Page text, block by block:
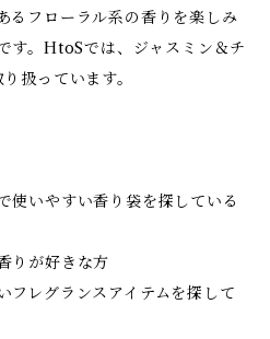
るフローラル系の香りを楽しみ
す。HtoSでは、ジャスミン＆チ
扱っています。
使いやすい香り袋を探している
りが好きな方
フレグランスアイテムを探して